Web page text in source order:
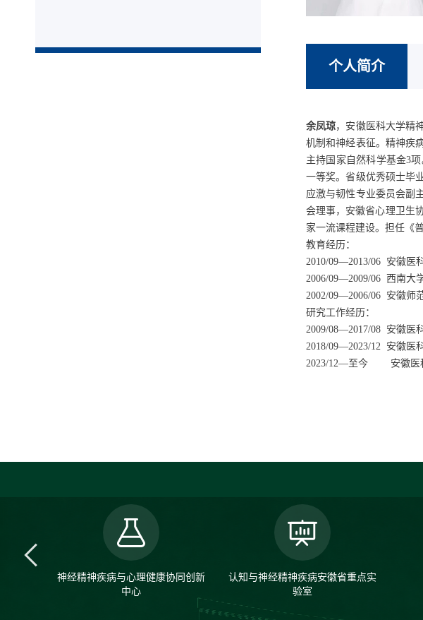
个人简介
余凤琼， 安徽医科大学精
机制和神经表征。精神疾
主持国家自然科学基金3项
一等奖。省级优秀硕士毕
应激与韧性专业委员会副
会理事， 安徽省心理卫生
家一流课程建设。担任《
教育经历：
2010/09—2013/06 安徽医
2006/09—2009/06 西南大
2002/09—2006/06 安徽师
研究工作经历：
2009/08—2017/08 安徽医
2018/09—2023/12 安徽医
2023/12—至今 安徽医
神经精神疾病与心理健康协同创新
中心
认知与神经精神疾病安徽省重点实
验室